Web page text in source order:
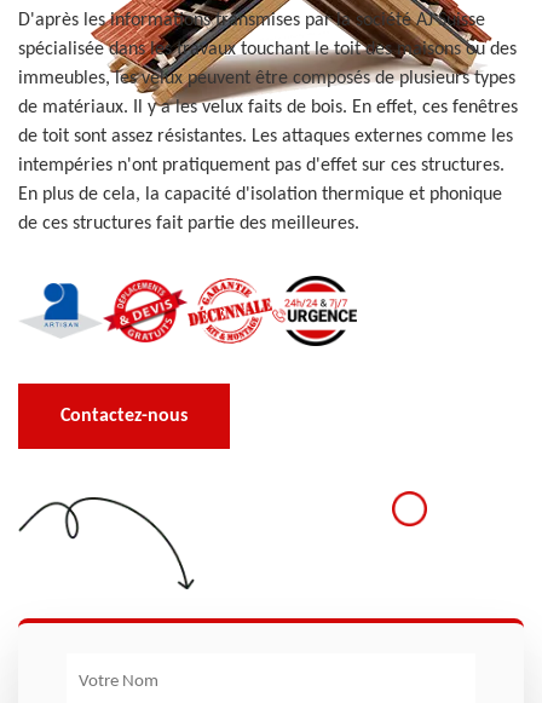
D'après les informations transmises par la société AJ Suisse
spécialisée dans les travaux touchant le toit des maisons ou des
immeubles, les velux peuvent être composés de plusieurs types
de matériaux. Il y a les velux faits de bois. En effet, ces fenêtres
de toit sont assez résistantes. Les attaques externes comme les
intempéries n'ont pratiquement pas d'effet sur ces structures.
En plus de cela, la capacité d'isolation thermique et phonique
de ces structures fait partie des meilleures.
Contactez-nous